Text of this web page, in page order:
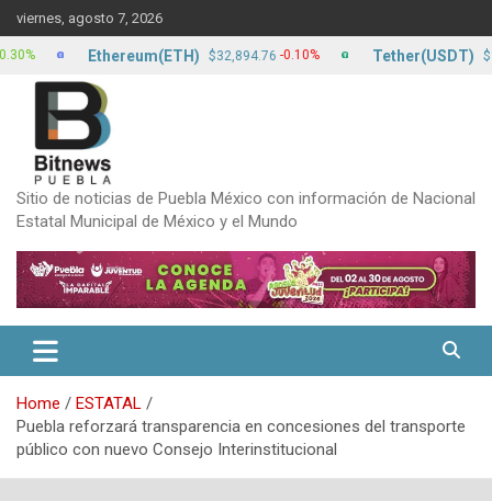
Skip
to
content
viernes, agosto 7, 2026
Sitio de noticias de Puebla México con información de Nacional
Estatal Municipal de México y el Mundo
Home
ESTATAL
Puebla reforzará transparencia en concesiones del transporte
público con nuevo Consejo Interinstitucional
Ethereum(ETH) $32,894.76 -0.10% Tether(USDT) $17.15